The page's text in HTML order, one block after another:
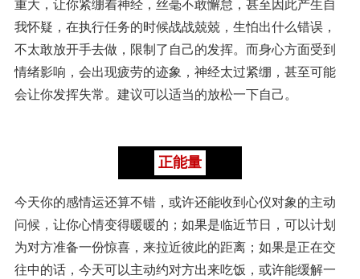
重大，让你紧绷着神经，丝毫不敢懈怠，甚至因此产生自
我怀疑，在执行任务的时候战战兢兢，生怕出什么错误，
不太敢放开手去做，限制了自己的发挥。而身心方面受到
情绪影响，会出现疲劳的迹象，神经太过紧绷，甚至可能
会让你发挥失常。建议可以适当的放松一下自己。
正能量
今天你的感情运还算不错，或许还能收到心仪对象的主动
问候，让你心情变得暖暖的；如果是临近节日，可以计划
为对方准备一份惊喜，来拉近彼此的距离；如果是正在交
往中的话，今天可以主动约对方出来吃饭，或许能缓解一